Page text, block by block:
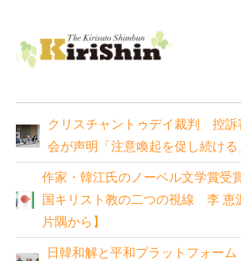
クリスチャントゥデイ裁判 控訴
会が声明「注意喚起を促し続ける
作家・韓江氏のノーベル文学賞受
国キリスト教の二つの視線 李
片隅から】
日韓和解と平和プラットフォー